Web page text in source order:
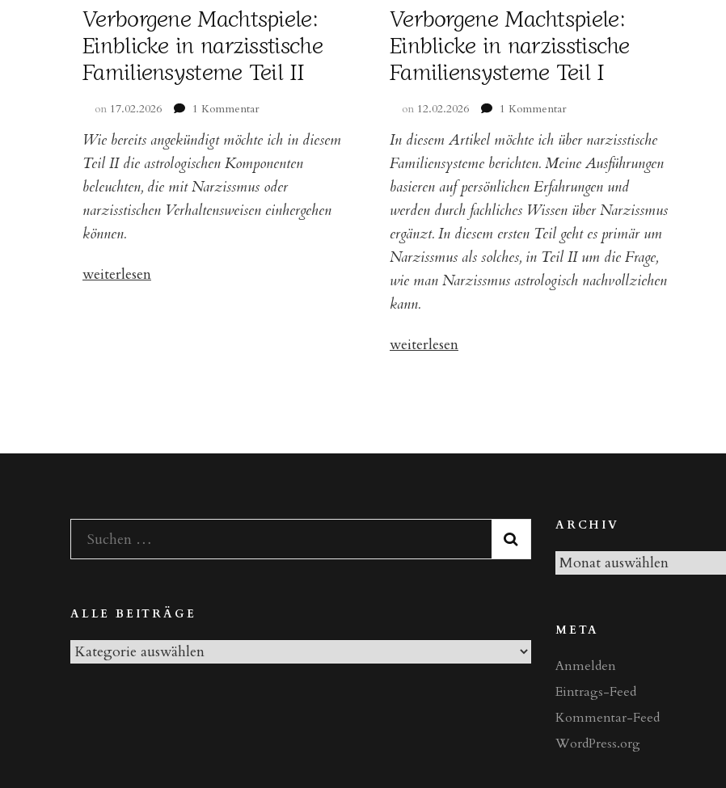
Verborgene Machtspiele:
Einblicke in narzisstische
Familiensysteme Teil II
on 17.02.2026 1 Kommentarzu
Machtspiele:
Einblicke
narzisstische
Familiensysteme
Wie bereits angekündigt möchte ich in diesem
Teil II die astrologischen Komponenten
beleuchten, die mit Narzissmus oder
narzisstischen Verhaltensweisen einhergehen
können.
„Verborgene
weiterlesen
Verborgene Machtspiele:
Einblicke in narzisstische
Familiensysteme Teil I
on 12.02.2026 1 Kommentarzu
Machtspiele:
Einblicke
narzisstische
Familiensysteme
Teil
I
In diesem Artikel möchte ich über narzisstische
Familiensysteme berichten. Meine Ausführungen
basieren auf persönlichen Erfahrungen und
werden durch fachliches Wissen über Narzissmus
ergänzt. In diesem ersten Teil geht es primär um
Narzissmus als solches, in Teil II um die Frage,
wie man Narzissmus astrologisch nachvollziehen
kann.
„Verborgene
weiterlesen
Suchen
nach:
ALLE BEITRÄGE
Alle
ARCHIV
Archiv
META
Anmelden
Eintrags-Feed
Kommentar-Feed
WordPress.org